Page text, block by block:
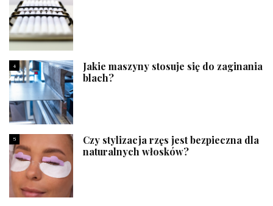
4
Jakie maszyny stosuje się do zaginania
blach?
5
Czy stylizacja rzęs jest bezpieczna dla
naturalnych włosków?